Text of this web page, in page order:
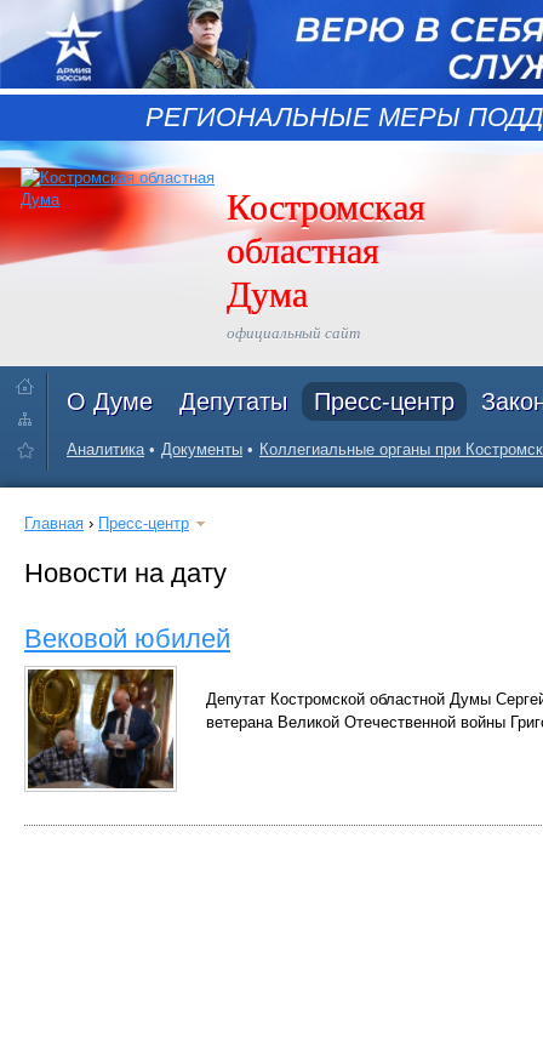
РЕГИОНАЛЬНЫЕ МЕРЫ
Костромская
областная
Дума
официальный сайт
О Думе Депутаты Пресс-центр
Аналитика Документы Коллегиальные органы при
Главная › Пресс-центр
Новости на дату
Вековой юбилей
Депутат Костромской областной Думы
ветерана Великой Отечественной войны